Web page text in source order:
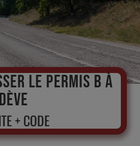
LE PERMIS B À
+ CODE